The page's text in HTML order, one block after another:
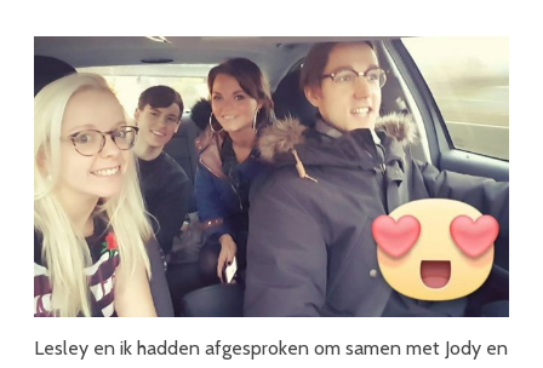
Lesley
in
Wenen
en
de
Rotary
Club
Lesley en ik hadden afgesproken om samen met Jody en